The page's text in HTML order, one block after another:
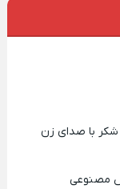
با صدای زن
مصنوعی